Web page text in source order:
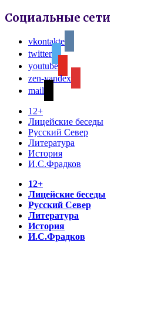
Социальные сети
vkontakte
twitter
youtube
zen-yandex
mail
12+
Лицейские беседы
Русский Север
Литература
История
И.С.Фрадков
12+
Лицейские беседы
Русский Север
Литература
История
И.С.Фрадков